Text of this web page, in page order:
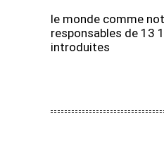
le monde comme
responsables de 13
introduites